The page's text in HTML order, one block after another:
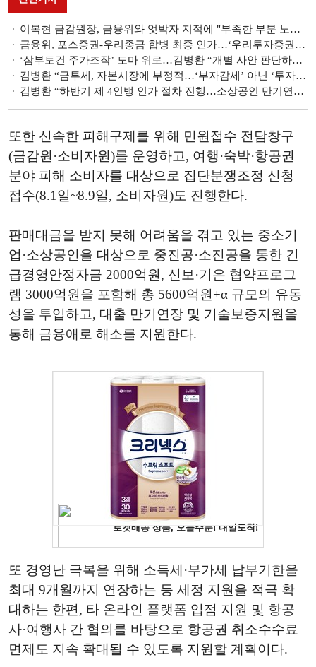
이복현 금감원장, 금융위와 엇박자 지적에 "부족한 부분 노력하겠다"
금융위, 포스증권-우리종금 합병 최종 인가…‘우리투자증권’ 내달 출범 [우리투자증권 부활]
‘삼부토건 주가조작’ 도마 위로…김병환 “개별 사안 판단하기 일러” [금융위원장 인사청문회]
김병환 “금투세, 자본시장에 부정적…‘부자감세’ 아닌 ‘투자자 감세’” [금융위원장 인사청문회]
김병환 “하반기 제 4인뱅 인가 절차 진행…소상공인 만기연장 검토” [금융위원장 인사청문회]
또한 신속한 피해구제를 위해 민원접수 전담창구
(금감원·소비자원)를 운영하고, 여행·숙박·항공권
분야 피해 소비자를 대상으로 집단분쟁조정 신청
접수(8.1일~8.9일, 소비자원)도 진행한다.
판매대금을 받지 못해 어려움을 겪고 있는 중소기
업·소상공인을 대상으로 중진공·소진공을 통한 긴
급경영안정자금 2000억원, 신보·기은 협약프로그
램 3000억원을 포함해 총 5600억원+α 규모의 유동
성을 투입하고, 대출 만기연장 및 기술보증지원을
통해 금융애로 해소를 지원한다.
또 경영난 극복을 위해 소득세·부가세 납부기한을
최대 9개월까지 연장하는 등 세정 지원을 적극 확
대하는 한편, 타 온라인 플랫폼 입점 지원 및 항공
사·여행사 간 협의를 바탕으로 항공권 취소수수료
면제도 지속 확대될 수 있도록 지원할 계획이다.